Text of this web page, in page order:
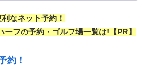
なネット予約！
ーフの予約・ゴルフ場一覧は!【PR】
約！